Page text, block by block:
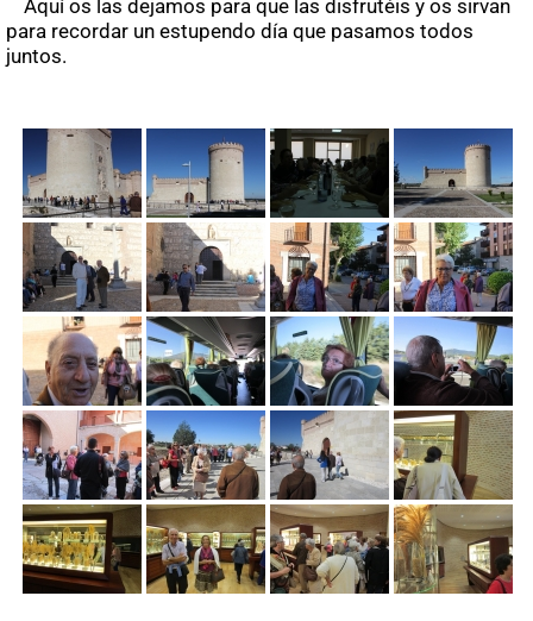
Aquí os las dejamos para que las disfrutéis y os sirvan
para recordar un estupendo día que pasamos todos
juntos.